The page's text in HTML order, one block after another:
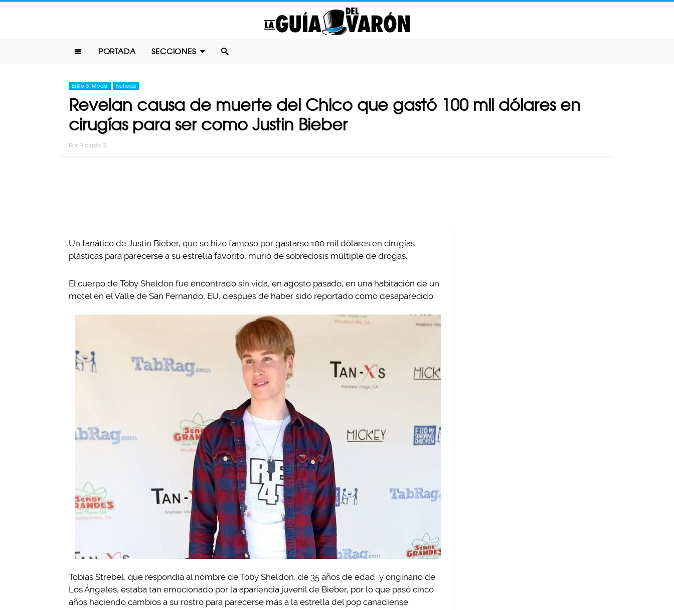
PORTADA SECCIONES
Estilo & Moda Noticias
Revelan causa de muerte del Chico que gastó 100 mil dólares en
cirugías para ser como Justin Bieber
Por Ricardo B
Un fanático de Justin Bieber, que se hizo famoso por gastarse 100 mil dólares en cirugías
plásticas para parecerse a su estrella favorito, murió de sobredosis múltiple de drogas.
El cuerpo de Toby Sheldon fue encontrado sin vida, en agosto pasado, en una habitación de un
motel en el Valle de San Fernando, EU, después de haber sido reportado como desaparecido.
Tobias Strebel, que respondía al nombre de Toby Sheldon, de 35 años de edad y originario de
Los Ángeles, estaba tan emocionado por la apariencia juvenil de Bieber, por lo que pasó cinco
años haciendo cambios a su rostro para parecerse más a la estrella del pop canadiense.